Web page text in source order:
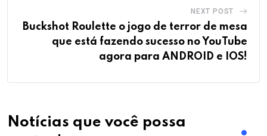
NEXT POST
Buckshot Roulette o jogo de terror de mesa
que está fazendo sucesso no YouTube
agora para ANDROID e IOS!
Notícias que você possa